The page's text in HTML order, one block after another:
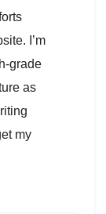
I’m
grade
as
my